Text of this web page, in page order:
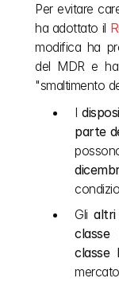
Per evitare
ha adottato il
modifica ha
del MDR e
"smaltimento
I
parte
Gli altri
classe
classe